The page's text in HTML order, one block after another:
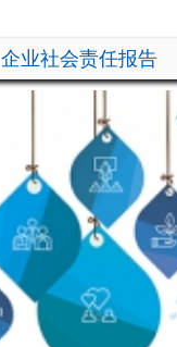
企业社会责任报告